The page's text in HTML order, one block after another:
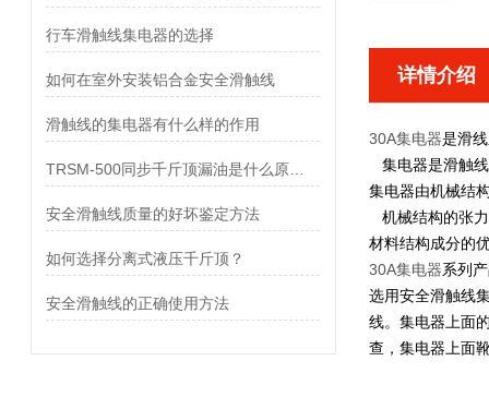
行车滑触线集电器的选择
如何在室外安装铝合金安全滑触线
滑触线的集电器有什么样的作用
安全滑触线质量的好坏鉴定方法
如何选择分离式液压千斤顶？
安全滑触线的正确使用方法
详情介绍
30A集电器是滑
集电器是滑触
集电器由机械结
机械结构的张
材料结构成分的
30A集电器系列
选用安全滑触线
线。集电器上面
查，集电器上面